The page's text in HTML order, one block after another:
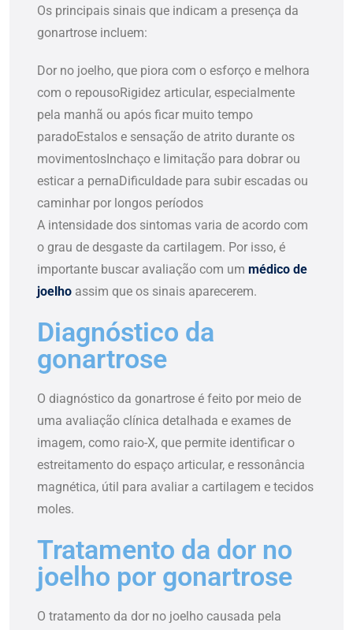
Os principais sinais que indicam a presença da
gonartrose incluem:
Dor no joelho, que piora com o esforço e melhora
com o repousoRigidez articular, especialmente
pela manhã ou após ficar muito tempo
paradoEstalos e sensação de atrito durante os
movimentos Inchaço e limitação para dobrar ou
esticar a perna Dificuldade para subir escadas ou
caminhar por longos períodos
A intensidade dos sintomas varia de acordo com
o grau de desgaste da cartilagem. Por isso, é
importante buscar avaliação com um médico de
joelho assim que os sinais aparecerem.
Diagnóstico da
gonartrose
O diagnóstico da gonartrose é feito por meio de
uma avaliação clínica detalhada e exames de
imagem, como raio-X, que permite identificar o
estreitamento do espaço articular, e ressonância
magnética, útil para avaliar a cartilagem e tecidos
moles.
Tratamento da dor no
joelho por gonartrose
O tratamento da dor no joelho causada pela